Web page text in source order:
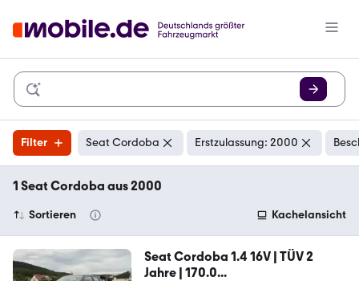
Filter Seat Cordoba Erstzulassung: 2000
1 Seat Cordoba aus 2000
Sortieren Kachelansicht
Seat Cordoba 1.4 16V | TÜV 2
Jahre | 170.0...